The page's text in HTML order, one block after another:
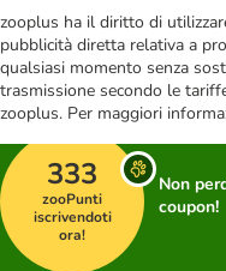
zooplus ha il diritto di
pubblicità diretta relativa a
qualsiasi momento senza
trasmissione secondo le
zooplus. Per maggiori
333
zooPunti
iscrivendoti
ora!
Non
coupon!